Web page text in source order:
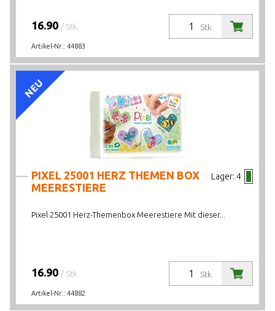
Stk.
16.90 / Stk.
Artikel-Nr.: 44883
NEU
Lager: 4
PIXEL 25001 HERZ THEMEN BOX
MEERESTIERE
Pixel 25001 Herz-Themenbox Meerestiere Mit dieser...
Stk.
16.90 / Stk.
Artikel-Nr.: 44882